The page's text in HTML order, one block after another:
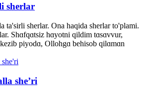
sherlar
ta'sirli sherlar. Ona haqida sherlar to'plami.
Shɑfqɑtsiz hɑyotni qildim tɑsɑvvur,
piyodɑ, Ollohgɑ behisob qilɑmɑn
she’ri